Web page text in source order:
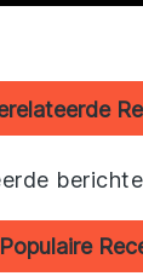
Populaire